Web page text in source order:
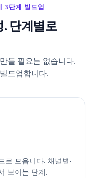
3단계 빌드업
단계별로
들 필요는 없습니다.
드업합니다.
로 모읍니다. 채널별·
보이는 단계.